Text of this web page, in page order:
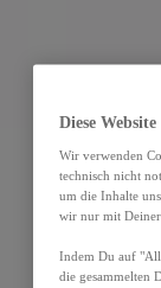
Diese
Wir verwenden
technisch nicht
um die Inhalte
wir nur mit
Indem Du auf
die gesammelten